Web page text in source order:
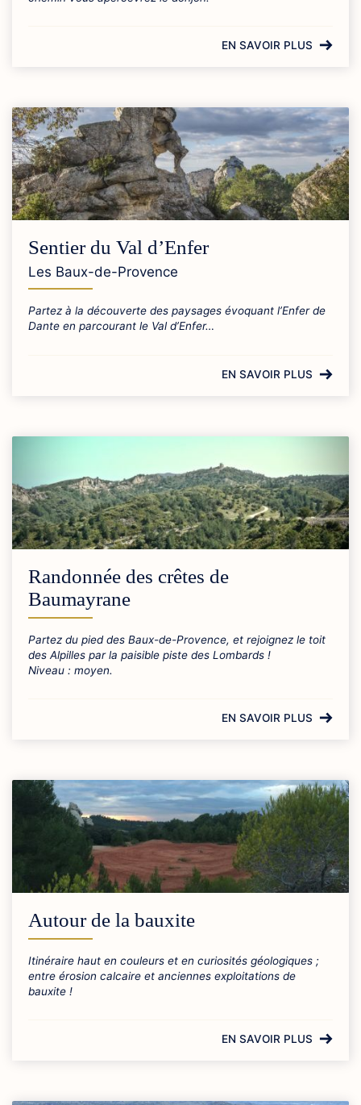
EN SAVOIR PLUS
Sentier du Val d’Enfer
Les Baux-de-Provence
Partez à la découverte des paysages évoquant l’Enfer de
Dante en parcourant le Val d’Enfer…
EN SAVOIR PLUS
Randonnée des crêtes de
Baumayrane
Partez du pied des Baux-de-Provence, et rejoignez le toit
des Alpilles par la paisible piste des Lombards !
Niveau : moyen.
EN SAVOIR PLUS
Autour de la bauxite
Itinéraire haut en couleurs et en curiosités géologiques ;
entre érosion calcaire et anciennes exploitations de
bauxite !
EN SAVOIR PLUS